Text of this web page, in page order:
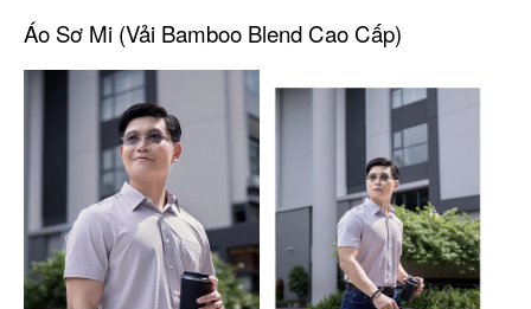
Áo Sơ Mi (Vải Bamboo Blend Cao Cấp)